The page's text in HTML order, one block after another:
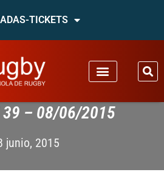
TICKETS
39 – 08/06/2015
junio, 2015